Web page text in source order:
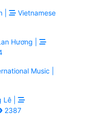
|
Vietnamese
Hương |
Music |
Lê |
2387